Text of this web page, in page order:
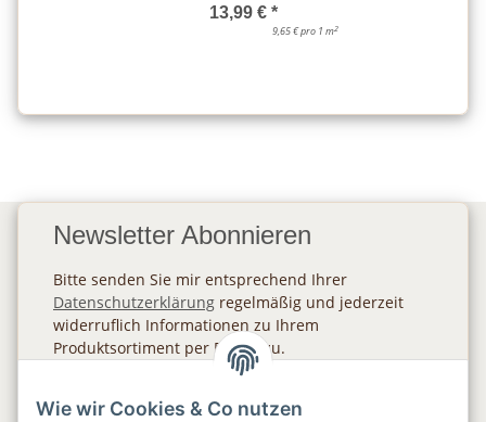
13,99 € *
9,65 € pro 1 m2
Newsletter Abonnieren
Bitte senden Sie mir entsprechend Ihrer
Datenschutzerklärung regelmäßig und jederzeit
widerruflich Informationen zu Ihrem
Produktsortiment per E-Mail zu.
Wie wir Cookies & Co nutzen